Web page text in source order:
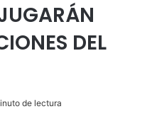
DEL
de lectura